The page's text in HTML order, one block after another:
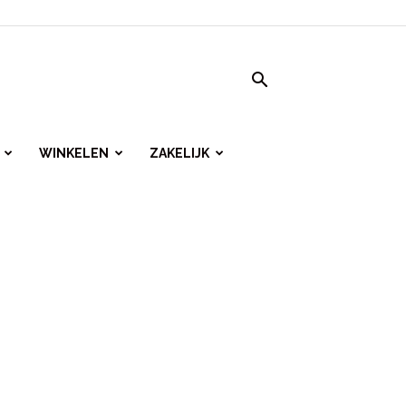
WINKELEN ZAKELIJK